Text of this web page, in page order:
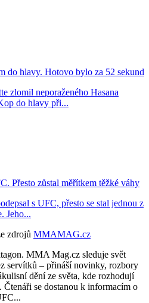
do hlavy. Hotovo bylo za 52 sekund
zlomil neporaženého Hasana
do hlavy při...
Přesto zůstal měřítkem těžké váhy
s UFC, přesto se stal jednou z
Jeho...
zdrojů MMAMAG.cz
MMA Mag.cz sleduje svět
servítků – přináší novinky, rozbory
dění ze světa, kde rozhodují
se dostanou k informacím o